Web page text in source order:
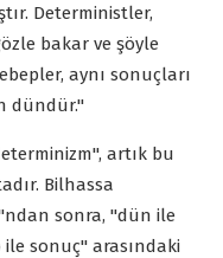
Deterministler,
bakar ve şöyle
aynı sonuçları
dündür."
artık bu
Bilhassa
sonra, "dün ile
ile sonuç" arasındaki